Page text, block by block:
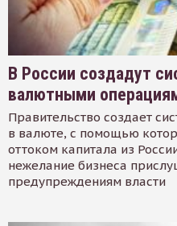
В России создадут
валютными
Правительство создает
в валюте, с помощью
оттоком капитала из
нежелание бизнеса
предупреждениям власти